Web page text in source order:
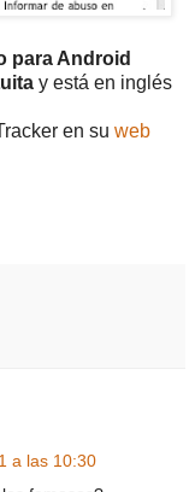
para Android
y está en inglés
en su web
a las 10:30